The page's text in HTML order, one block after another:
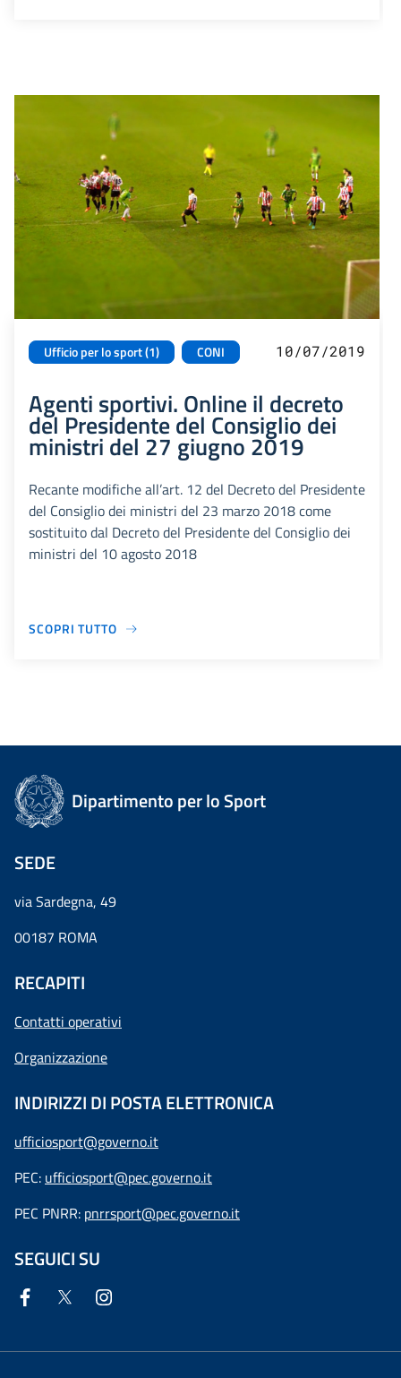
Ufficio per lo sport (1) CONI 10/07/2019
Agenti sportivi. Online il decreto
del Presidente del Consiglio dei
ministri del 27 giugno 2019
Recante modifiche all’art. 12 del Decreto del Presidente
del Consiglio dei ministri del 23 marzo 2018 come
sostituito dal Decreto del Presidente del Consiglio dei
ministri del 10 agosto 2018
SCOPRI TUTTO
Dipartimento per lo Sport
SEDE
via Sardegna, 49
00187 ROMA
RECAPITI
Contatti operativi
Organizzazione
INDIRIZZI DI POSTA ELETTRONICA
ufficiosport@governo.it
PEC: ufficiosport@pec.governo.it
PEC PNRR: pnrrsport@pec.governo.it
SEGUICI SU